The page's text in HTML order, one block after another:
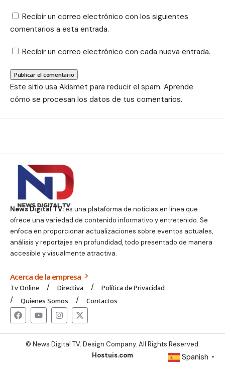
Recibir un correo electrónico con los siguientes
comentarios a esta entrada.
Recibir un correo electrónico con cada nueva entrada.
Este sitio usa Akismet para reducir el spam. Aprende
cómo se procesan los datos de tus comentarios.
News Digital TV:es una plataforma de noticias en línea que
ofrece una variedad de contenido informativo y entretenido. Se
enfoca en proporcionar actualizaciones sobre eventos actuales,
análisis y reportajes en profundidad, todo presentado de manera
accesible y visualmente atractiva.
Acerca de la empresa
Tv Online Directiva
Política de Privacidad
Quienes Somos
Contactos
© News Digital TV. Design Company. All Rights Reserved.
Hostuis.com
Spanish ▼